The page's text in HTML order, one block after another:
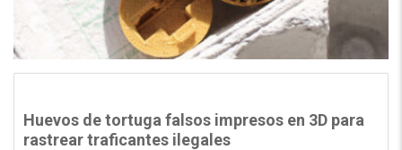
Huevos de tortuga falsos impresos en 3D para
rastrear traficantes ilegales